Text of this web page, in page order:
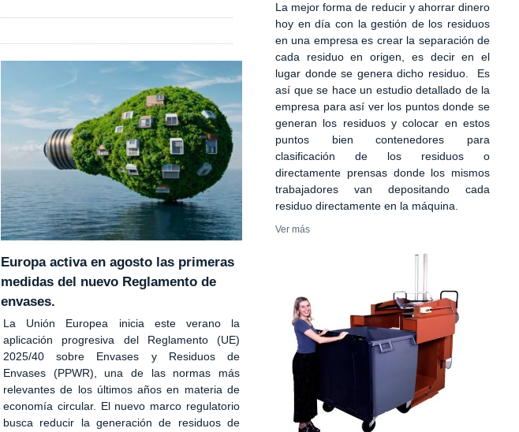
Europa activa en agosto las primeras
medidas del nuevo Reglamento de
envases.
La Unión Europea inicia este verano la
aplicación progresiva del Reglamento (UE)
2025/40 sobre Envases y Residuos de
Envases (PPWR), una de las normas más
relevantes de los últimos años en materia de
economía circular. El nuevo marco regulatorio
busca reducir la generación de residuos de
La mejor forma de reducir y ahorrar dinero
hoy en día con la gestión de los residuos
en una empresa es crear la separación de
cada residuo en origen, es decir en el
lugar donde se genera dicho residuo. Es
así que se hace un estudio detallado de la
empresa para así ver los puntos donde se
generan los residuos y colocar en estos
puntos bien contenedores para
clasificación de los residuos o
directamente prensas donde los mismos
trabajadores van depositando cada
residuo directamente en la máquina.
Ver más